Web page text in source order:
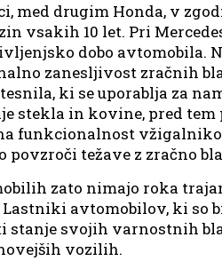
med drugim Honda, v
vsakih 10 let. Pri
dobo
zanesljivost zračnih
ki se uporablja za
stekla in kovine, pred
funkcionalnost
težave z zračno
zato nimajo roka
avtomobilov, ki so
stanje svojih varnostnih
vozilih.